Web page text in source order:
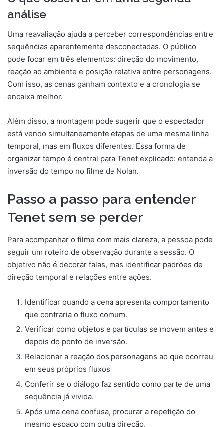
análise
Uma reavaliação ajuda a perceber correspondências entre
sequências aparentemente desconectadas. O público
pode focar em três elementos: direção do movimento,
reação ao ambiente e posição relativa entre personagens.
Com isso, as cenas ganham contexto e a cronologia se
encaixa melhor.
Além disso, a montagem pode sugerir que o espectador
está vendo simultaneamente etapas de uma mesma linha
temporal, mas em fluxos diferentes. Essa forma de
organizar tempo é central para Tenet explicado: entenda a
inversão do tempo no filme de Nolan.
Passo a passo para entender
Tenet sem se perder
Para acompanhar o filme com mais clareza, a pessoa pode
seguir um roteiro de observação durante a sessão. O
objetivo não é decorar falas, mas identificar padrões de
direção temporal e relações entre ações.
Identificar quando a cena apresenta comportamento
que contraria o fluxo comum.
Verificar como objetos e partículas se movem antes e
depois do ponto de inversão.
Relacionar a reação dos personagens ao que ocorreu
em seus próprios fluxos.
Conferir se o diálogo faz sentido como parte de uma
sequência já vivida.
Após uma cena confusa, procurar a repetição do
mesmo espaço com outra direção.